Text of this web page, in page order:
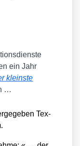
ein Jahr
kleins­te
…
Tex­